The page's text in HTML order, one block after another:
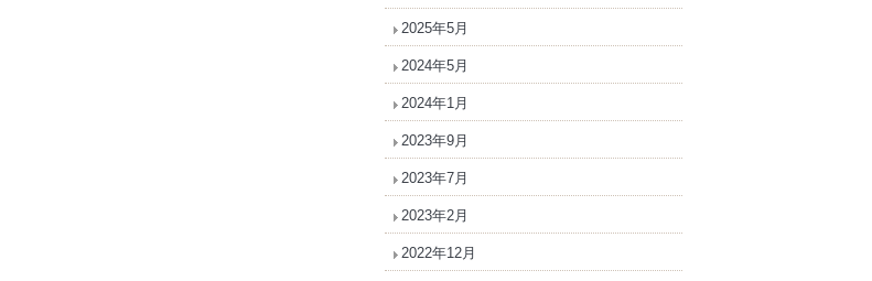
2025年5月
2024年5月
2024年1月
2023年9月
2023年7月
2023年2月
2022年12月